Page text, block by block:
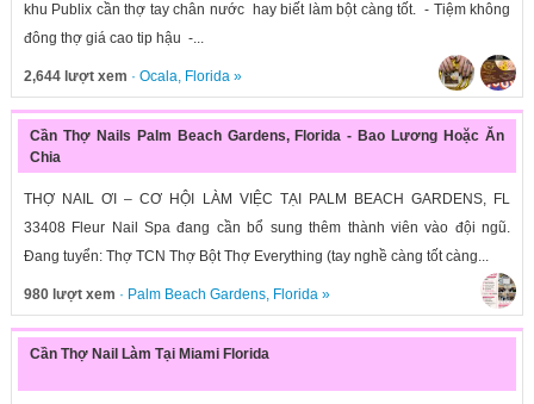
khu Publix cần thợ tay chân nước hay biết làm bột càng tốt. - Tiệm không
đông thợ giá cao tip hậu -...
2,644 lượt xem · Ocala, Florida»
Cần Thợ Nails Palm Beach Gardens, Florida - Bao Lương Hoặc Ăn
Chia
THỢ NAIL ƠI – CƠ HỘI LÀM VIỆC TẠI PALM BEACH GARDENS, FL
33408 Fleur Nail Spa đang cần bổ sung thêm thành viên vào đội ngũ.
Đang tuyển: Thợ TCN Thợ Bột Thợ Everything (tay nghề càng tốt càng...
980 lượt xem · Palm Beach Gardens, Florida»
Cần Thợ Nail Làm Tại Miami Florida